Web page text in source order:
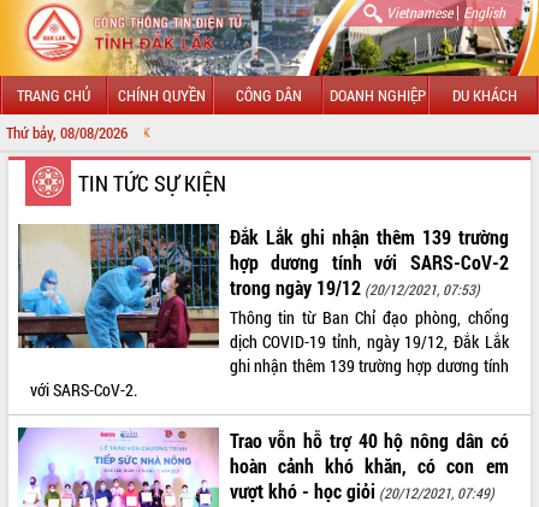
Vietnamese| English
TRANG CHỦ CHÍNH QUYỀN CÔNG DÂN DOANH NGHIỆP DU KHÁCH
Thứ bảy, 08/08/2026
GIỚI THIỆU
LÃNH ĐẠO UBND TỈNH
TIN TỨC SỰ KIỆN
SỞ, BAN, NGÀNH
THÔNG TIN CHỈ ĐẠO ĐIỀU HÀNH
HỆ THỐNG VĂN BẢN
TIN TỨC SỰ KIỆN
Đắk Lắk ghi nhận thêm 139 trường
hợp dương tính với SARS-CoV-2
trong ngày 19/12 (20/12/2021, 07:53)
Thông tin từ Ban Chỉ đạo phòng, chống
dịch COVID-19 tỉnh, ngày 19/12, Đắk Lắk
ghi nhận thêm 139 trường hợp dương tính
với SARS-CoV-2.
Trao vỗn hỗ trợ 40 hộ nông dân có
hoàn cảnh khó khăn, có con em
vượt khó - học giỏi (20/12/2021, 07:49)